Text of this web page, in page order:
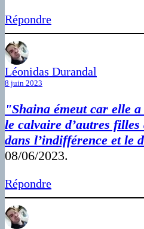
Répondre
Léonidas Durandal
8 juin 2023
"Shaina émeut car elle
le calvaire d’autres
dans l’indifférence et le
08/06/2023.
Répondre